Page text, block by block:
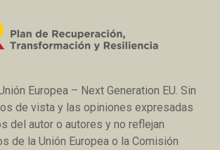
Europea – Next Generation EU. Sin
de vista y las opiniones expresadas
del autor o autores y no reflejan
de la Unión Europea o la Comisión